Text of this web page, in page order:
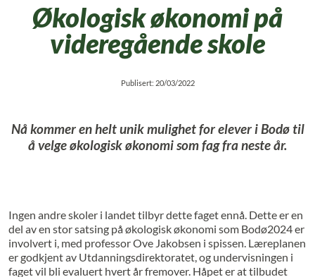
Økologisk økonomi på
videregående skole
Publisert: 20/03/2022
Nå kommer en helt unik mulighet for elever i Bodø til
å velge økologisk økonomi som fag fra neste år.
Ingen andre skoler i landet tilbyr dette faget ennå. Dette er en
del av en stor satsing på økologisk økonomi som Bodø2024 er
involvert i, med professor Ove Jakobsen i spissen. Læreplanen
er godkjent av Utdanningsdirektoratet, og undervisningen i
faget vil bli evaluert hvert år fremover. Håpet er at tilbudet